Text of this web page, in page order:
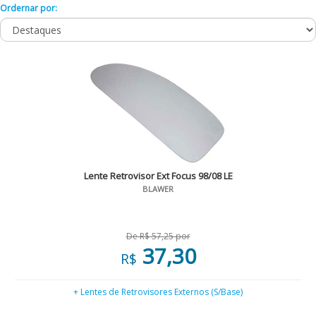
Ordernar por:
Lente Retrovisor Ext Focus 98/08 LE
BLAWER
De R$ 57,25 por
R$ 37,30
+ Lentes de Retrovisores Externos (S/Base)